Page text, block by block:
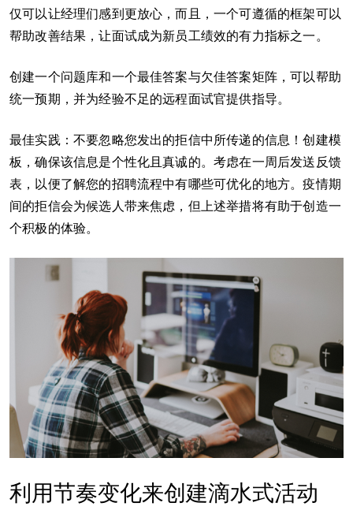
仅可以让经理们感到更放心，而且，一个可遵循的框架可以
帮助改善结果，让面试成为新员工绩效的有力指标之一。
创建一个问题库和一个最佳答案与欠佳答案矩阵，可以帮助
统一预期，并为经验不足的远程面试官提供指导。
最佳实践：不要忽略您发出的拒信中所传递的信息！创建模
板，确保该信息是个性化且真诚的。考虑在一周后发送反馈
表，以便了解您的招聘流程中有哪些可优化的地方。疫情期
间的拒信会为候选人带来焦虑，但上述举措将有助于创造一
个积极的体验。
利用节奏变化来创建滴水式活动